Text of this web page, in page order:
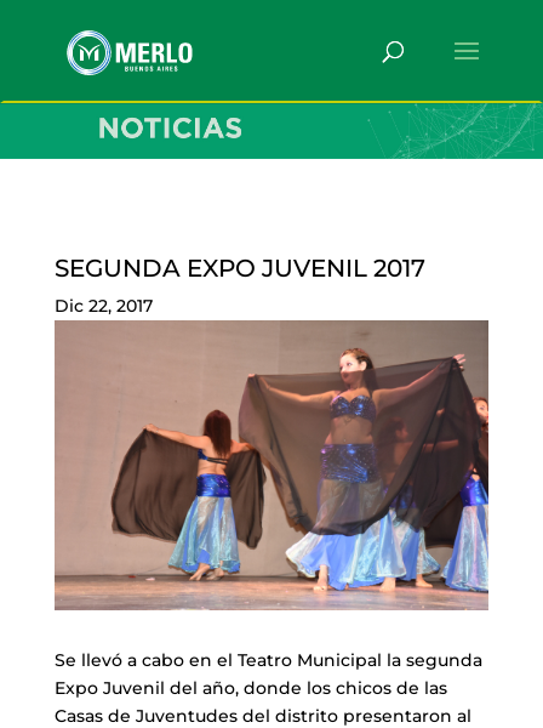
SEGUNDA EXPO JUVENIL 2017
Dic 22, 2017
Se llevó a cabo en el Teatro Municipal la segunda
Expo Juvenil del año, donde los chicos de las
Casas de Juventudes del distrito presentaron al